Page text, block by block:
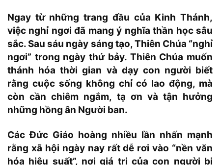
Ngay từ những trang đầu của Kinh Thánh,
việc nghỉ ngơi đã mang ý nghĩa thần học sâu
sắc. Sau sáu ngày sáng tạo, Thiên Chúa “nghỉ
ngơi” trong ngày thứ bảy. Thiên Chúa muốn
thánh hóa thời gian và dạy con người biết
rằng cuộc sống không chỉ có lao động, mà
còn cần chiêm ngắm, tạ ơn và tận hưởng
những hồng ân Người ban.
Các Đức Giáo hoàng nhiều lần nhấn mạnh
rằng xã hội ngày nay rất dễ rơi vào “nền văn
hóa hiệu suất”, nơi giá trị của con người bị